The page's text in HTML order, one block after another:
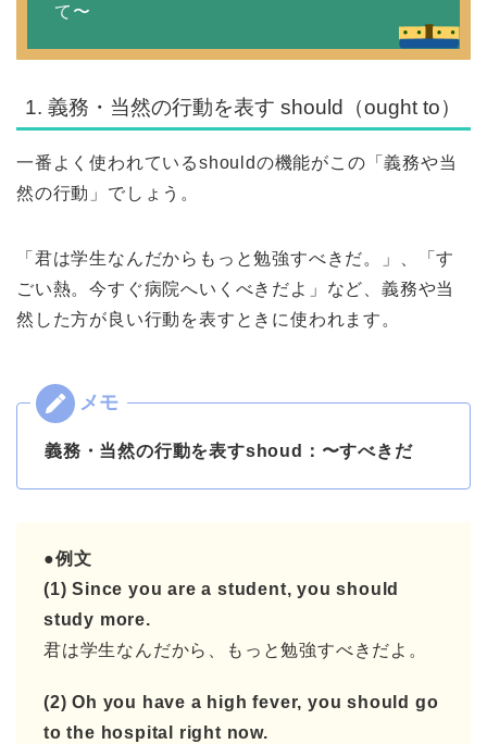
て〜
1. 義務・当然の行動を表す should（ought to）
一番よく使われているshouldの機能がこの「義務や当
然の行動」でしょう。
「君は学生なんだからもっと勉強すべきだ。」、「す
ごい熱。今すぐ病院へいくべきだよ」など、義務や当
然した方が良い行動を表すときに使われます。
義務・当然の行動を表すshoud：〜すべきだ
●例文
(1) Since you are a student, you should
study more.
君は学生なんだから、もっと勉強すべきだよ。
(2) Oh you have a high fever, you should go
to the hospital right now.